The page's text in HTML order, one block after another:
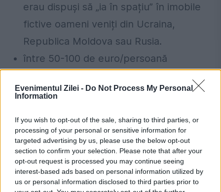
Evenimentul Zilei - Do Not Process My Personal
Information
If you wish to opt-out of the sale, sharing to third parties, or
processing of your personal or sensitive information for
targeted advertising by us, please use the below opt-out
section to confirm your selection. Please note that after your
opt-out request is processed you may continue seeing
interest-based ads based on personal information utilized by
us or personal information disclosed to third parties prior to
erau dispuși să „ia în spațiu” în imobile
fictive oameni veniți din Ucraina,
Republica Moldova sau Rusia.
între 50-100 de euro/persoană
Serviciului de evidenţă a populaţiei
constau în introducerea, fără drept, în
RNEP de date neconforme realităţii,
care se referă la domiciliul persoanei,
știind că fictiv și eliberarea cărţilor de